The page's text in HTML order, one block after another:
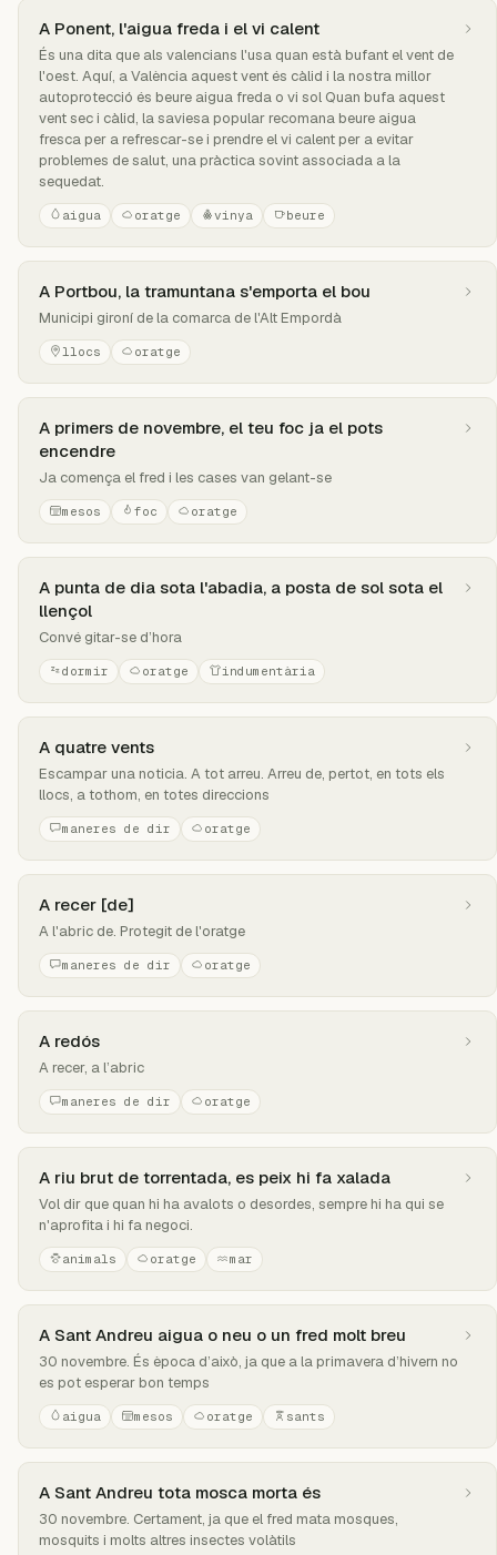
A Ponent, l'aigua freda i el vi calent
És una dita que als valencians l'usa quan està bufant el vent de
l'oest. Aquí, a València aquest vent és càlid i la nostra millor
autoprotecció és beure aigua freda o vi sol Quan bufa aquest
vent sec i càlid, la saviesa popular recomana beure aigua
fresca per a refrescar-se i prendre el vi calent per a evitar
problemes de salut, una pràctica sovint associada a la
sequedat.
aigua oratge vinya beure
A Portbou, la tramuntana s'emporta el bou
Municipi gironí de la comarca de l'Alt Empordà
llocs oratge
A primers de novembre, el teu foc ja el pots
encendre
Ja comença el fred i les cases van gelant-se
mesos foc oratge
A punta de dia sota l'abadia, a posta de sol sota el
llençol
Convé gitar-se d’hora
dormir oratge indumentària
A quatre vents
Escampar una noticia. A tot arreu. Arreu de, pertot, en tots els
llocs, a tothom, en totes direccions
maneres de dir oratge
A recer [de]
A l'abric de. Protegit de l'oratge
maneres de dir oratge
A redós
A recer, a l’abric
maneres de dir oratge
A riu brut de torrentada, es peix hi fa xalada
Vol dir que quan hi ha avalots o desordes, sempre hi ha qui se
n'aprofita i hi fa negoci.
animals oratge mar
A Sant Andreu aigua o neu o un fred molt breu
30 novembre. És època d’això, ja que a la primavera d’hivern no
es pot esperar bon temps
aigua mesos oratge sants
A Sant Andreu tota mosca morta és
30 novembre. Certament, ja que el fred mata mosques,
mosquits i molts altres insectes volàtils